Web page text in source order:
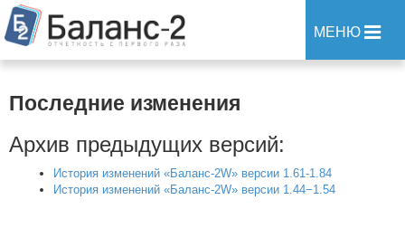
МЕНЮ
Последние изменения
Архив предыдущих версий:
История изменений «Баланс-2W»версии 1.61-1.84
История изменений «Баланс-2W»версии 1.44−1.54